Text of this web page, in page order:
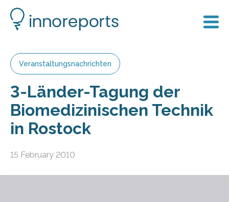
Veranstaltungsnachrichten
3-Länder-Tagung der
Biomedizinischen Technik
in Rostock
15 February 2010